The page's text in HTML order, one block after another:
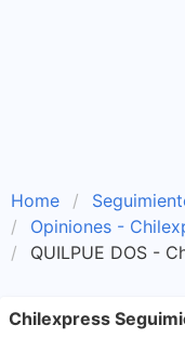
Home
Opiniones -
QUILPUE DOS -
Chilexpress